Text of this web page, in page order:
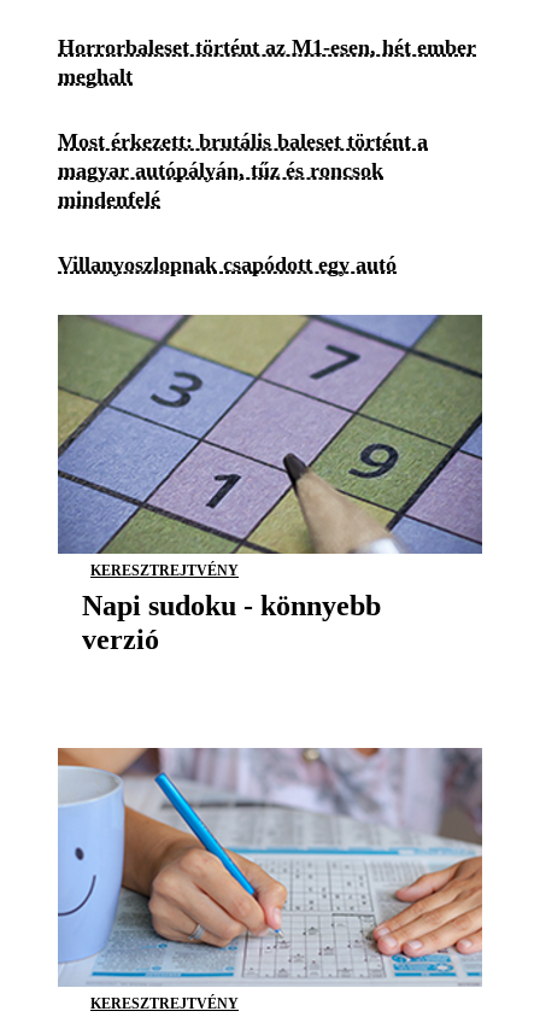
Horrorbaleset történt az M1-esen, hét ember
meghalt
Most érkezett: brutális baleset történt a
magyar autópályán, tűz és roncsok
mindenfelé
Villanyoszlopnak csapódott egy autó
KERESZTREJTVÉNY
Napi sudoku - könnyebb
verzió
KERESZTREJTVÉNY